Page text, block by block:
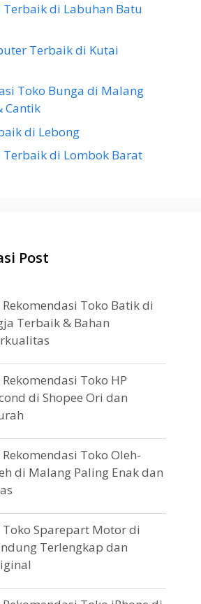
Terbaik di Labuhan Batu
Terbaik di Kutai
Toko Bunga di Malang
Cantik
di Lebong
Terbaik di Lombok Barat
Post
Rekomendasi Toko Batik di
Terbaik & Bahan
Rekomendasi Toko HP
di Shopee Ori dan
Rekomendasi Toko Oleh-
di Malang Paling Enak dan
Toko Sparepart Motor di
Terlengkap dan